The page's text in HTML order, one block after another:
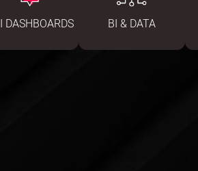
BI & DATA
DASHBOARDS